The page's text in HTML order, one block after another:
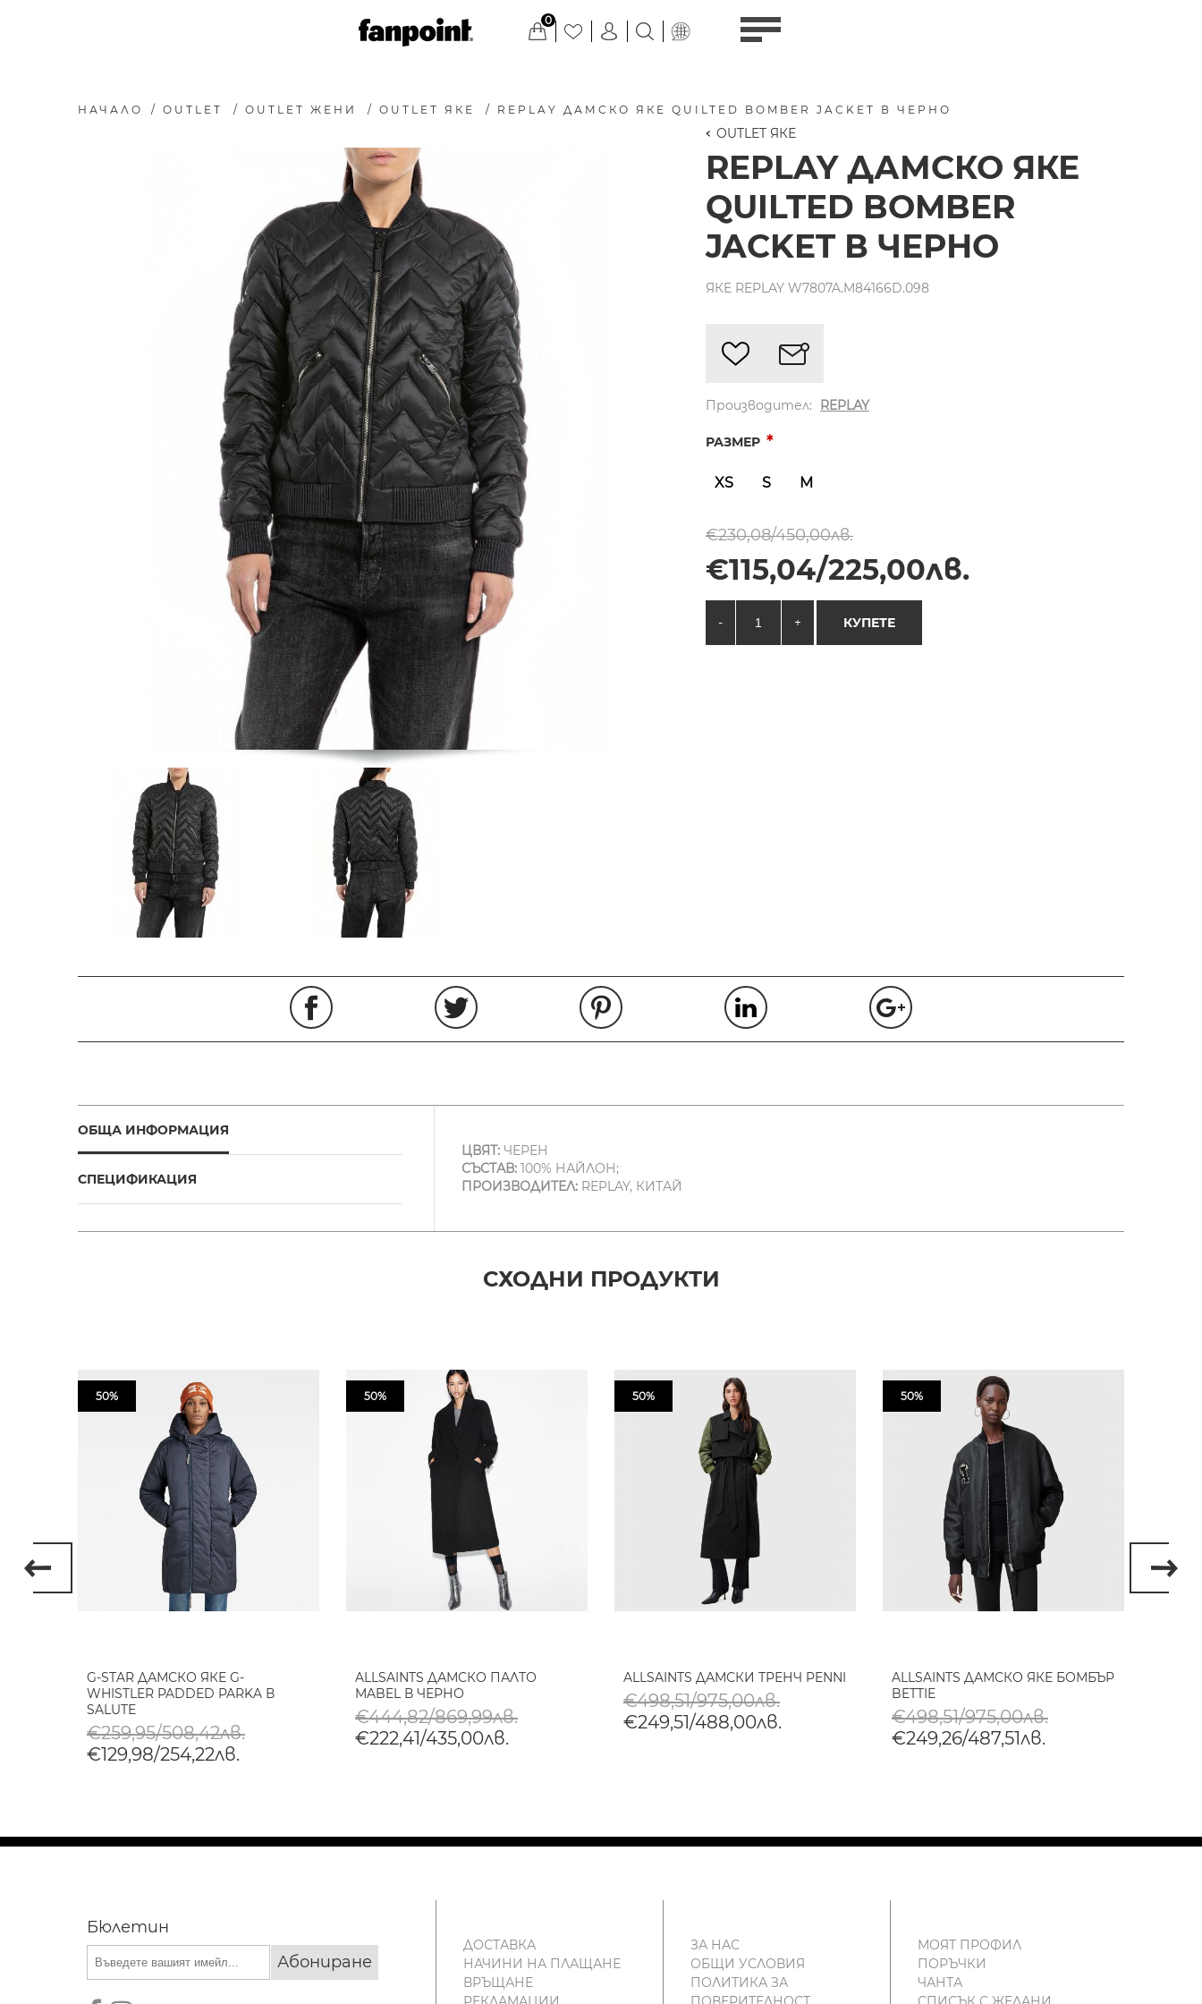
0
НАЧАЛО / OUTLET / OUTLET ЖЕНИ / OUTLET ЯКЕ / REPLAY ДАМСКО ЯКЕ QUILTED BOMBER JACKET В ЧЕРНО
OUTLET ЯКЕ
REPLAY ДАМСКО ЯКЕ
QUILTED BOMBER
JACKET В ЧЕРНО
ЯКЕ REPLAY W7807A.M84166D.098
Производител: REPLAY
РАЗМЕР *
XS S M
€230,08/450,00лв.
€115,04/225,00лв.
- + КУПЕТЕ
ОБЩА ИНФОРМАЦИЯ
СПЕЦИФИКАЦИЯ
ЦВЯТ:ЧЕРЕН
СЪСТАВ:100% НАЙЛОН;
ПРОИЗВОДИТЕЛ:REPLAY, КИТАЙ
СХОДНИ ПРОДУКТИ
50%
G-STAR ДАМСКО ЯКЕ G-
WHISTLER PADDED PARKA В
SALUTE
€259,95/508,42лв.
€129,98/254,22лв.
50%
ALLSAINTS ДАМСКО ПАЛТО
MABEL В ЧЕРНО
€444,82/869,99лв.
€222,41/435,00лв.
50%
ALLSAINTS ДАМСКИ ТРЕНЧ PENNI
€498,51/975,00лв.
€249,51/488,00лв.
50%
ALLSAINTS ДАМСКО ЯКЕ БОМБЪР
BETTIE
€498,51/975,00лв.
€249,26/487,51лв.
Бюлетин
Абониране
ДОСТАВКА
НАЧИНИ НА ПЛАЩАНЕ
ВРЪЩАНЕ
ЗА НАС
ОБЩИ УСЛОВИЯ
ПОЛИТИКА ЗА
МОЯТ ПРОФИЛ
ПОРЪЧКИ
ЧАНТА